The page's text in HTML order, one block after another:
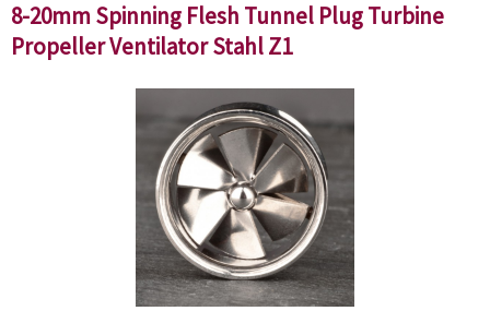
8-20mm Spinning Flesh Tunnel Plug Turbine
Propeller Ventilator Stahl Z1